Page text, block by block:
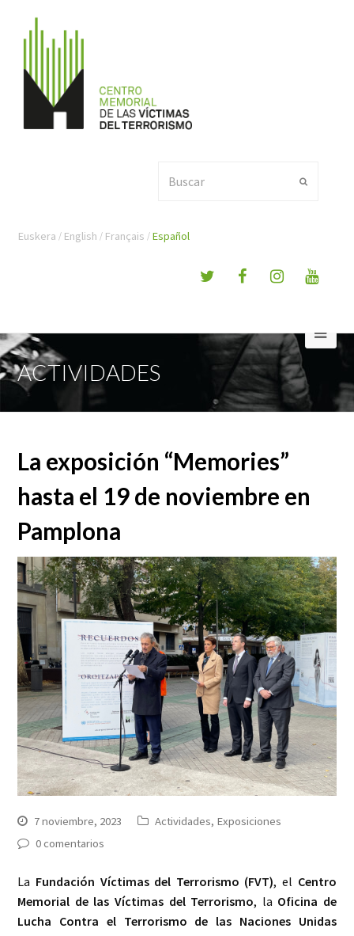
Enviar
Euskera English Français Español
ACTIVIDADES
La exposición “Memories”
hasta el 19 de noviembre en
Pamplona
7 noviembre, 2023 Actividades, Exposiciones
0 comentarios
La Fundación Víctimas del Terrorismo (FVT), el Centro
Memorial de las Víctimas del Terrorismo, la Oficina de
Lucha Contra el Terrorismo de las Naciones Unidas